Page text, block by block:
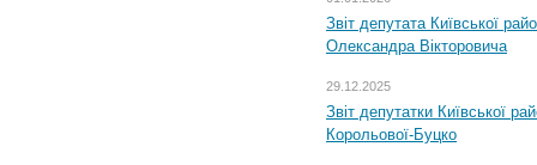
Звіт депутата Київської
Олександра Вікторовича
29.12.2025
Звіт депутатки Київської
Корольової-Буцко